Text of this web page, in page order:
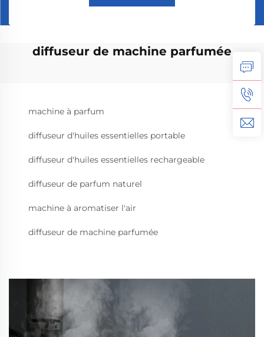
diffuseur de machine parfumée
machine à parfum
diffuseur d'huiles essentielles portable
diffuseur d'huiles essentielles rechargeable
diffuseur de parfum naturel
machine à aromatiser l'air
diffuseur de machine parfumée